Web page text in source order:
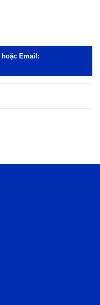
hoặc Email: